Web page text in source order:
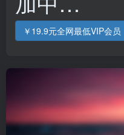
￥19.9元全网最低VIP会员